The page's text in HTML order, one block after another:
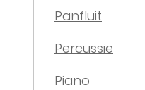
Panfluit
Percussie
Piano